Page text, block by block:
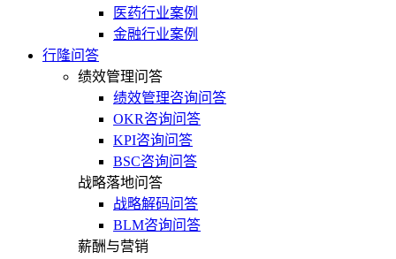
医药行业案例
金融行业案例
行隆问答
绩效管理问答
绩效管理咨询问答
OKR咨询问答
KPI咨询问答
BSC咨询问答
战略落地问答
战略解码问答
BLM咨询问答
薪酬与营销